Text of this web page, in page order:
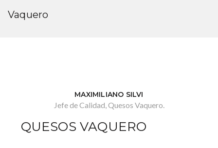
Vaquero
MAXIMILIANO SILVI
Jefe de Calidad, Quesos Vaquero.
QUESOS VAQUERO